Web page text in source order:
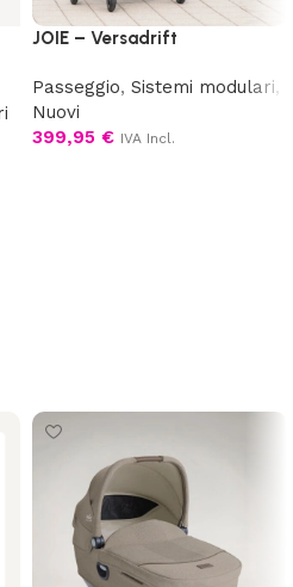
JOIE – Versadrift
Passeggio, Sistemi modulari,
Nuovi
399,95 € IVA Incl.